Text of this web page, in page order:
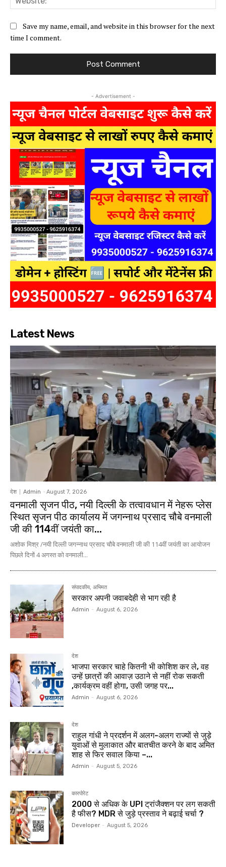
Save my name, email, and website in this browser for the next
time I comment.
- Advertisement -
Latest News
देश Admin - August 7, 2026
वनमाली सृजन पीठ, नयी दिल्ली के तत्वावधान में नेहरू प्लेस
स्थित सृजन पीठ कार्यालय में जगन्नाथ प्रसाद चौबे वनमाली
जी की 114वीं जयंती का...
अशोक मिश्र /नयी दिल्ली जगन्नाथ प्रसाद चौबे वनमाली जी की 114वीं जयंती का आयोजन
पिछले दिनों 4 अगस्त को वनमाली...
संपादकीय, अभिमत
सरकार अपनी जवाबदेही से भाग रही है
Admin - August 6, 2026
देश
भाजपा सरकार चाहे कितनी भी कोशिश कर ले, वह
उन्हें छात्रों की आवाज़ उठाने से नहीं रोक सकती
,कार्यक्रम वहीं होगा, उसी जगह पर...
Admin - August 6, 2026
देश
राहुल गांधी ने प्रदर्शन में अलग-अलग राज्यों से जुड़े
युवाओं से मुलाकात और बातचीत करने के बाद अमित
शाह से फिर सवाल किया –...
Admin - August 5, 2026
कारपोरेट
₹2000 से अधिक के UPI ट्रांजैक्शन पर लग सकती
है फीस? MDR से जुड़े प्रस्ताव ने बढ़ाई चर्चा ?
Developer - August 5, 2026